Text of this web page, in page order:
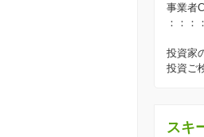
事業者
：：：
投資家
投資ご
スキ